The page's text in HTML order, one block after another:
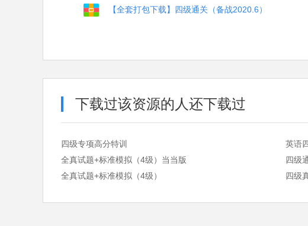
【全套打包下载】四级通关（备战2020.6）
下载过该资源的人还下载过
四级专项高分特训 英语
全真试题+标准模拟（4级）当当版
四级
全真试题+标准模拟（4级）
四级